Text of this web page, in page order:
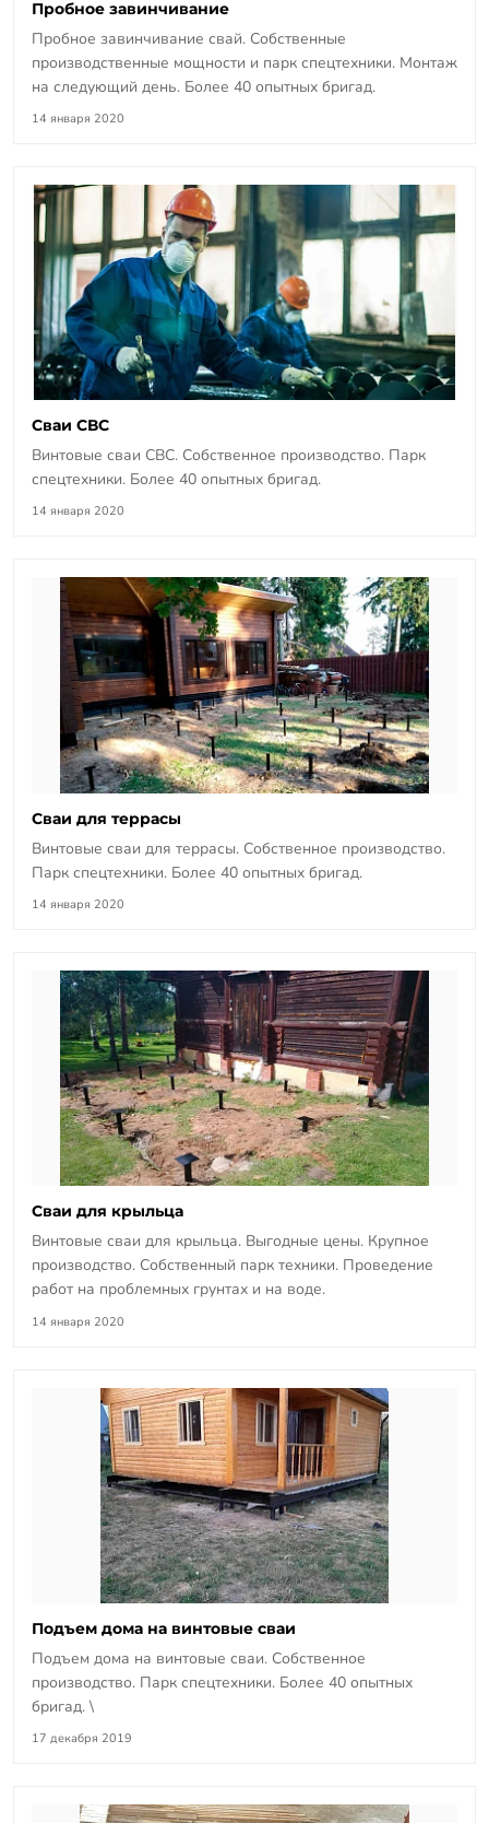
Пробное завинчивание
Пробное завинчивание свай. Собственные
производственные мощности и парк спецтехники. Монтаж
на следующий день. Более 40 опытных бригад.
14 января 2020
Сваи СВС
Винтовые сваи СВС. Собственное производство. Парк
спецтехники. Более 40 опытных бригад.
14 января 2020
Сваи для террасы
Винтовые сваи для террасы. Собственное производство.
Парк спецтехники. Более 40 опытных бригад.
14 января 2020
Сваи для крыльца
Винтовые сваи для крыльца. Выгодные цены. Крупное
производство. Собственный парк техники. Проведение
работ на проблемных грунтах и на воде.
14 января 2020
Подъем дома на винтовые сваи
Подъем дома на винтовые сваи. Собственное
производство. Парк спецтехники. Более 40 опытных
бригад. \
17 декабря 2019